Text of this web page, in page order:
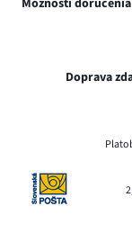
Možnosti doručenia
Doprava